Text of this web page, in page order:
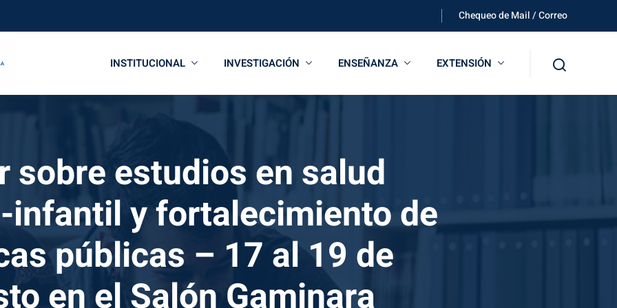
Chequeo de Mail / Correo
INSTITUCIONAL INVESTIGACIÓN ENSEÑANZA EXTENSIÓN
sobre estudios en salud
infantil y fortalecimiento de
públicas – 17 al 19 de
en el Salón Gaminara